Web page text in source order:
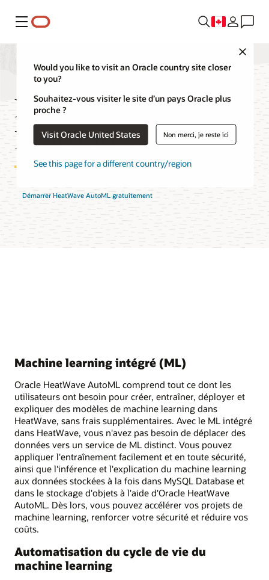
Menu
Would you like to visit an Oracle country site closer
to you?
Souhaitez-vous visiter le site d’un pays Oracle plus
proche ?
Visit Oracle United States Non merci, je reste ici
See this page for a different country/region
Fonctionnalités
HeatWave AutoML
Démarrer HeatWave AutoML gratuitement
Machine learning intégré (ML)
Oracle HeatWave AutoML comprend tout ce dont les
utilisateurs ont besoin pour créer, entraîner, déployer et
expliquer des modèles de machine learning dans
HeatWave, sans frais supplémentaires. Avec le ML intégré
dans HeatWave, vous n'avez pas besoin de déplacer des
données vers un service de ML distinct. Vous pouvez
appliquer l'entraînement facilement et en toute sécurité,
ainsi que l'inférence et l'explication du machine learning
aux données stockées à la fois dans MySQL Database et
dans le stockage d'objets à l'aide d'Oracle HeatWave
AutoML. Dès lors, vous pouvez accélérer vos projets de
machine learning, renforcer votre sécurité et réduire vos
coûts.
Automatisation du cycle de vie du
machine learning